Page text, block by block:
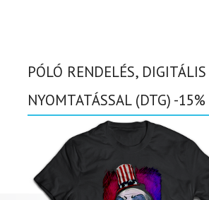
PÓLÓ RENDELÉS, DIGITÁLIS
NYOMTATÁSSAL (DTG) -15%